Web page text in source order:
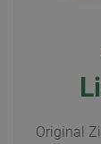
Original